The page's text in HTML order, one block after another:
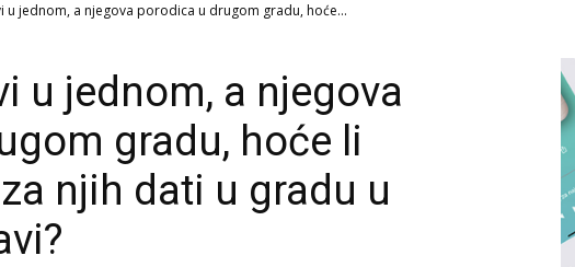
u jednom, a njegova porodica u drugom gradu, hoće...
u jednom, a njegova
gradu, hoće li
njih dati u gradu u